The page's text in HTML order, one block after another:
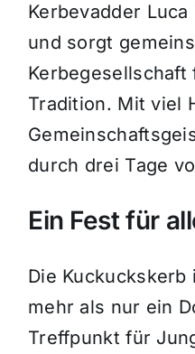
Kerbevadder
und sorgt
Tradition. Mit viel
durch drei Tage
Ein Fest für
Die
mehr als nur ein
Treffpunkt für